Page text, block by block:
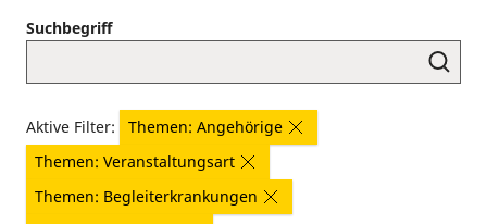
Suchbegriff
Aktive Filter:
Themen: Angehörige
Themen: Veranstaltungsart
Themen: Begleiterkrankungen